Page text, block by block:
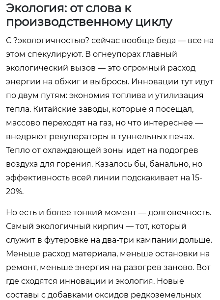
Экология: от слова к
производственному циклу
С ?экологичностью? сейчас вообще беда — все на
этом спекулируют. В огнеупорах главный
экологический вызов — это огромный расход
энергии на обжиг и выбросы. Инновации тут идут
по двум путям: экономия топлива и утилизация
тепла. Китайские заводы, которые я посещал,
массово переходят на газ, но что интереснее —
внедряют рекуператоры в туннельных печах.
Тепло от охлаждающей зоны идет на подогрев
воздуха для горения. Казалось бы, банально, но
эффективность всей линии подскакивает на 15-
20%.
Но есть и более тонкий момент — долговечность.
Самый экологичный кирпич — тот, который
служит в футеровке на два-три кампании дольше.
Меньше расход материала, меньше остановки на
ремонт, меньше энергия на разогрев заново. Вот
где сходятся инновации и экология. Новые
составы с добавками оксидов редкоземельных